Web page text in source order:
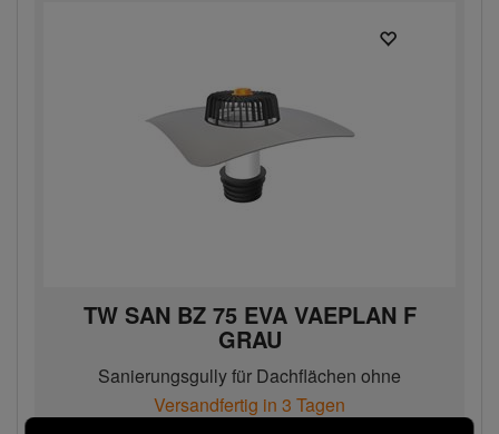
TW SAN BZ 75 EVA VAEPLAN F
GRAU
Sanierungsgully für Dachflächen ohne
Wärmedämmschicht mit EV...
Versandfertig in 3 Tagen